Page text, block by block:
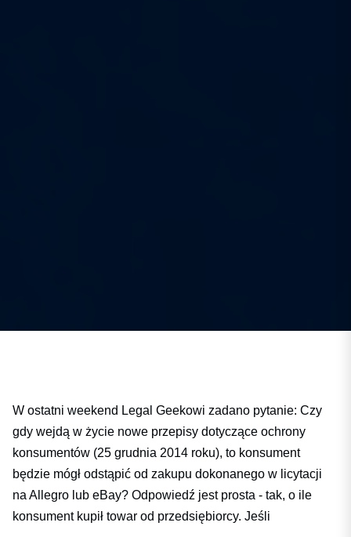
W ostatni weekend Legal Geekowi zadano pytanie: Czy
gdy wejdą w życie nowe przepisy dotyczące ochrony
konsumentów (25 grudnia 2014 roku), to konsument
będzie mógł odstąpić od zakupu dokonanego w licytacji
na Allegro lub eBay? Odpowiedź jest prosta - tak, o ile
konsument kupił towar od przedsiębiorcy. Jeśli